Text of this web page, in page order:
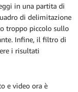
in una partita di
di delimitazione
troppo piccolo sullo
Infine, il filtro di
i risultati
e video ora è